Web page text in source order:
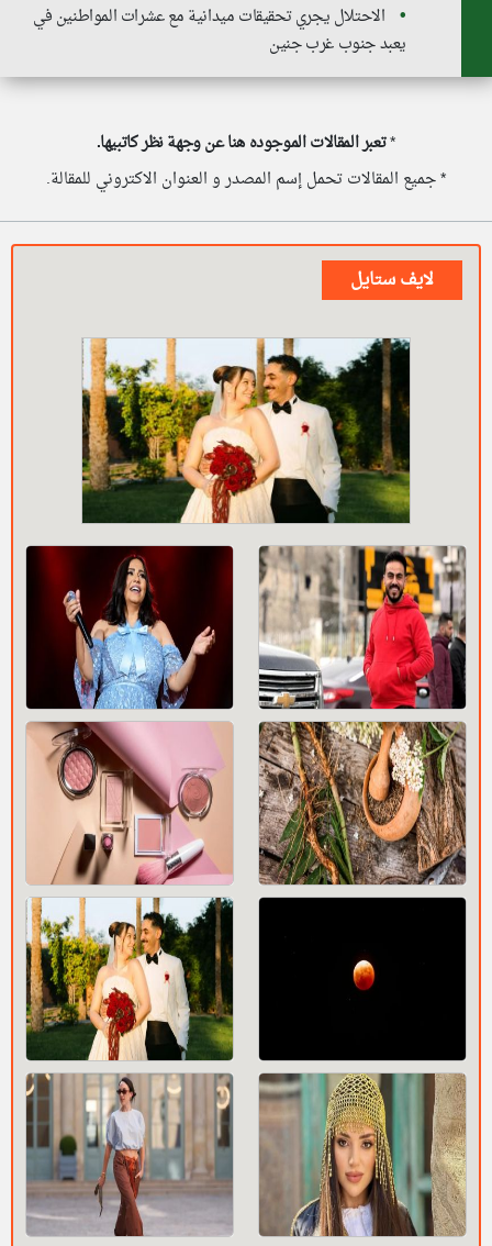
الاحتلال يجري تحقيقات ميدانية مع عشرات المواطنين في
يعبد جنوب غرب جنين
*تعبر المقالات الموجوده هنا عن وجهة نظر كاتبيها.
* جميع المقالات تحمل إسم المصدر و العنوان الاكتروني للمقالة.
لايف ستايل